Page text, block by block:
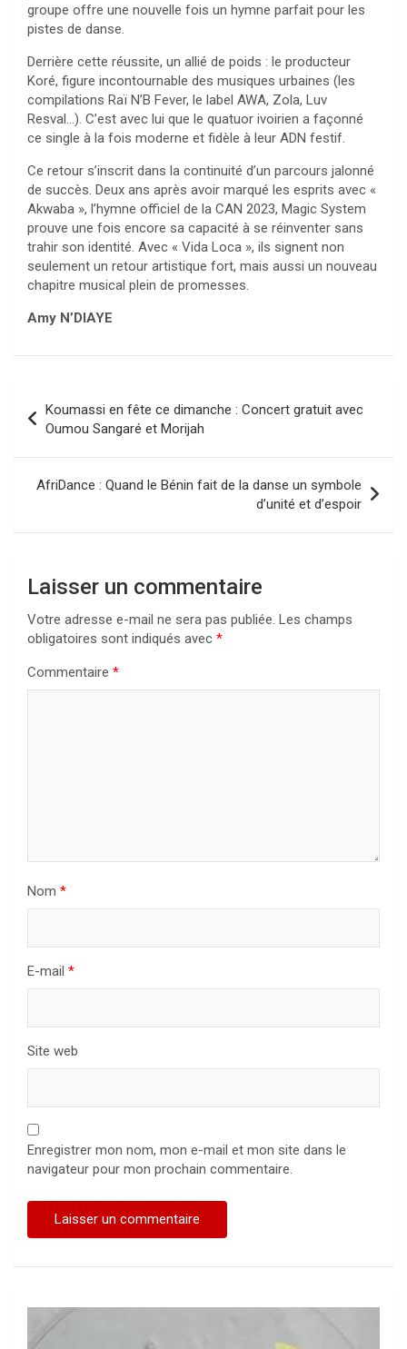
groupe offre une nouvelle fois un hymne parfait pour les
pistes de danse.
Derrière cette réussite, un allié de poids : le producteur
Koré, figure incontournable des musiques urbaines (les
compilations Raï N’B Fever, le label AWA, Zola, Luv
Resval…). C’est avec lui que le quatuor ivoirien a façonné
ce single à la fois moderne et fidèle à leur ADN festif.
Ce retour s’inscrit dans la continuité d’un parcours jalonné
de succès. Deux ans après avoir marqué les esprits avec «
Akwaba », l’hymne officiel de la CAN 2023, Magic System
prouve une fois encore sa capacité à se réinventer sans
trahir son identité. Avec « Vida Loca », ils signent non
seulement un retour artistique fort, mais aussi un nouveau
chapitre musical plein de promesses.
Amy N’DIAYE
de
l’article
Koumassi en fête ce dimanche : Concert gratuit avec
Oumou Sangaré et Morijah
AfriDance : Quand le Bénin fait de la danse un symbole
d’unité et d’espoir
Laisser un commentaire
Votre adresse e-mail ne sera pas publiée. Les champs
obligatoires sont indiqués avec *
Commentaire *
Nom *
E-mail *
Site web
Enregistrer mon nom, mon e-mail et mon site dans le
navigateur pour mon prochain commentaire.